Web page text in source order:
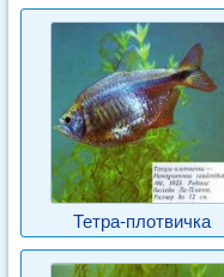
Тетра-плотвичка